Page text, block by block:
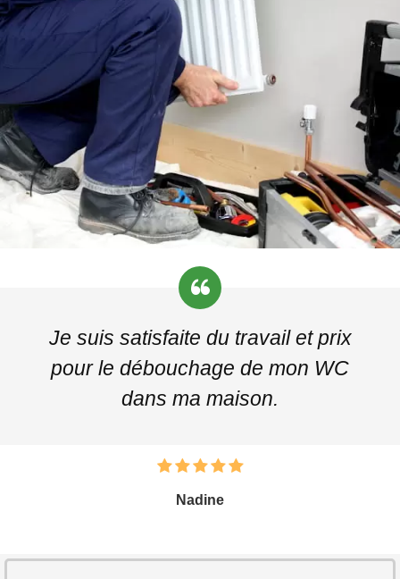
Je suis satisfaite du travail et prix
pour le débouchage de mon WC
dans ma maison.
Nadine